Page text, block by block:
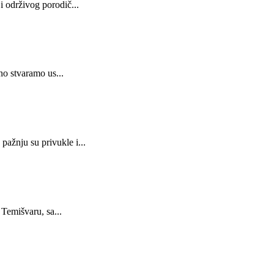
održivog porodič...
stvaramo us...
su privukle i...
sa...